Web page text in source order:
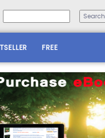
FREE